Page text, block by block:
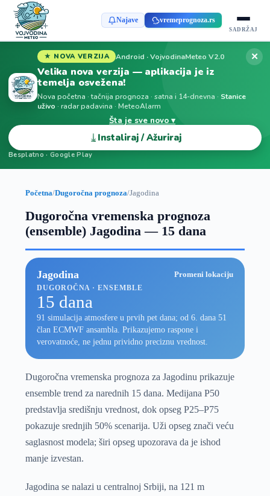
Najave vremeprognoza.rs
SADRŽAJ
★ NOVA VERZIJA Android · VojvodinaMeteo V2.0
Velika nova verzija — aplikacija je iz
temelja osvežena!
Nova početna · tačnija prognoza · satna i 14-dnevna · Stanice
uživo · radar padavina · MeteoAlarm
Šta je sve novo ▾
⤓ Instaliraj / Ažuriraj
Besplatno · Google Play
✕
Početna/Dugoročna prognoza/Jagodina
Dugoročna vremenska prognoza
(ensemble) Jagodina — 15 dana
Jagodina Promeni lokaciju
DUGOROČNA · ENSEMBLE
15 dana
91 simulacija atmosfere u prvih pet dana; od 6. dana 51
član ECMWF ansambla. Prikazujemo raspone i
verovatnoće, ne jednu prividno preciznu vrednost.
Dugoročna vremenska prognoza za Jagodinu prikazuje
ensemble trend za narednih 15 dana. Medijana P50
predstavlja središnju vrednost, dok opseg P25–P75
pokazuje srednjih 50% scenarija. Uži opseg znači veću
saglasnost modela; širi opseg upozorava da je ishod
manje izvestan.
Jagodina se nalazi u centralnoj Srbiji, na 121 m